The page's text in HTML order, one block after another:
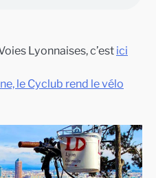
Lyonnaises, c’estici
le Cyclub rend le vélo